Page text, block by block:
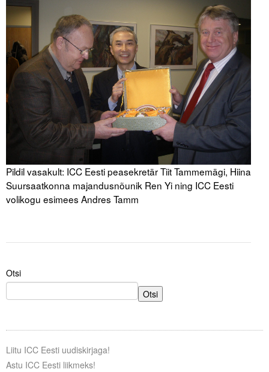
Viidad
ICC WBO
ICC komisjonid
Digiraamatukogu
Juhendid ja väljaanded
Videod
Kontakt
Liitu meililistiga
Incoterms® 2020
Projektid
Pildil vasakult: ICC Eesti peasekretär Tiit Tammemägi, Hiina
Suursaatkonna majandusnõunik Ren Yi ning ICC Eesti
volikogu esimees Andres Tamm
Otsi
Otsi
Liitu ICC Eesti uudiskirjaga!
Astu ICC Eesti liikmeks!